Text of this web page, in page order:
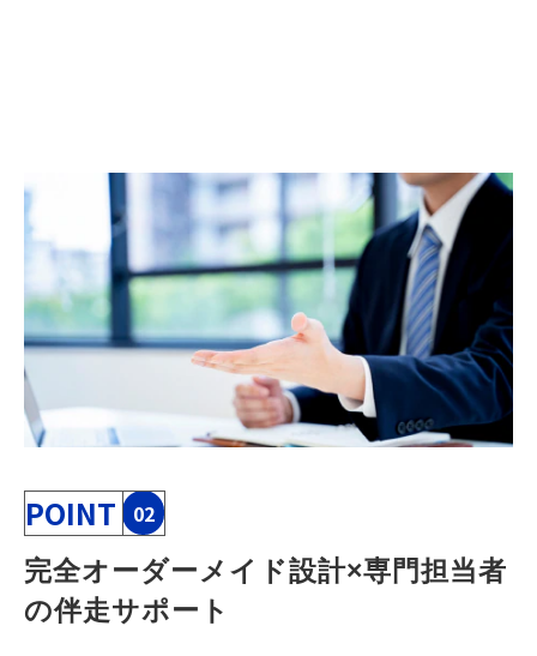
POINT 02
完全オーダーメイド設計×専門担当者
の伴走サポート